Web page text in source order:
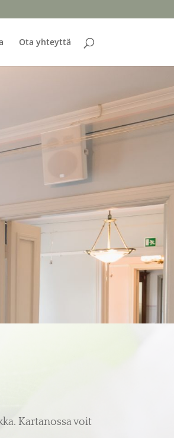
Ota yhteyttä
Kartanossa voit